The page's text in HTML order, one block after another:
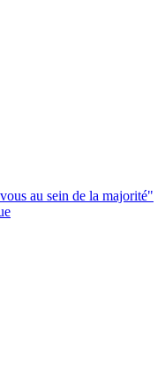
au sein de la majorité"